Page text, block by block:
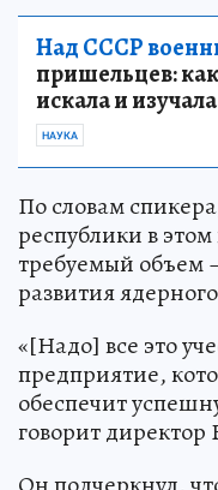
Над СССР
пришельцев: как
искала и
НАУКА
По словам
республики в
требуемый объем
развития
«[Надо] все это
предприятие,
обеспечит
говорит